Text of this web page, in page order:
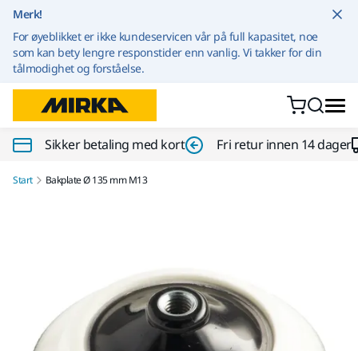
Merk!
For øyeblikket er ikke kundeservicen vår på full kapasitet, noe
som kan bety lengre responstider enn vanlig. Vi takker for din
tålmodighet og forståelse.
Sikker betaling med kort Fri retur innen 14 dager
Start Bakplate Ø 135 mm M13